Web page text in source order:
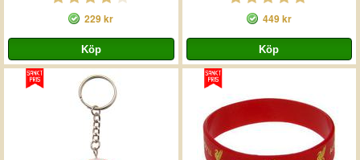
229 kr 449 kr